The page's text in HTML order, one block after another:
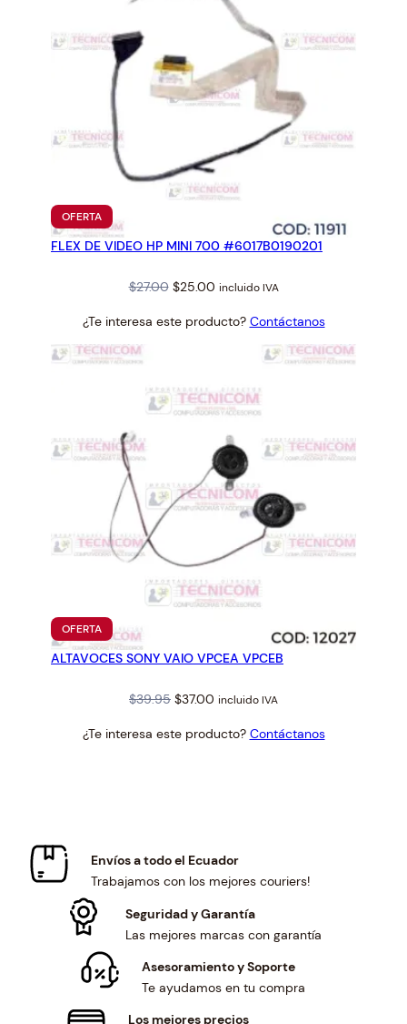
OFERTAPRODUCTO
EN
OFERTA
FLEX DE VIDEO HP MINI 700 #6017B0190201
$27.00 Original
was:
$25.00Current
is:
incluido IVA
¿Te interesa este producto? Contáctanos
OFERTAPRODUCTO
EN
OFERTA
ALTAVOCES SONY VAIO VPCEA VPCEB
$39.95 Original
was:
$37.00 Current
is:
incluido IVA
¿Te interesa este producto? Contáctanos
Envíos a todo el Ecuador
Trabajamos con los mejores couriers!
Seguridad y Garantía
Las mejores marcas con garantía
Asesoramiento y Soporte
Te ayudamos en tu compra
Los mejores precios